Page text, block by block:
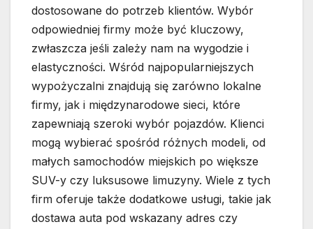
dostosowane do potrzeb klientów. Wybór
odpowiedniej firmy może być kluczowy,
zwłaszcza jeśli zależy nam na wygodzie i
elastyczności. Wśród najpopularniejszych
wypożyczalni znajdują się zarówno lokalne
firmy, jak i międzynarodowe sieci, które
zapewniają szeroki wybór pojazdów. Klienci
mogą wybierać spośród różnych modeli, od
małych samochodów miejskich po większe
SUV-y czy luksusowe limuzyny. Wiele z tych
firm oferuje także dodatkowe usługi, takie jak
dostawa auta pod wskazany adres czy